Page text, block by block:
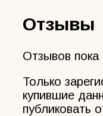
Отзывы
Отзывов пока
Только
купившие
публиковать